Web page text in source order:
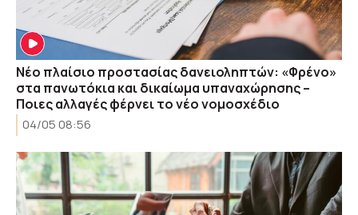
Νέο πλαίσιο προστασίας δανειοληπτών: «Φρένο»
στα πανωτόκια και δικαίωμα υπαναχώρησης –
Ποιες αλλαγές φέρνει το νέο νομοσχέδιο
04/05 08:56